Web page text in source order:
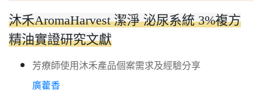
沐禾AromaHarvest 潔淨 泌尿系統 3%複方
精油實證研究文獻
芳療師使用沐禾產品個案需求及經驗分享
廣藿香